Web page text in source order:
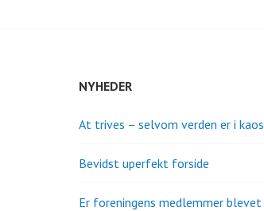
NYHEDER
At trives – selvom verden er i kaos
Bevidst uperfekt forside
Er foreningens medlemmer blevet